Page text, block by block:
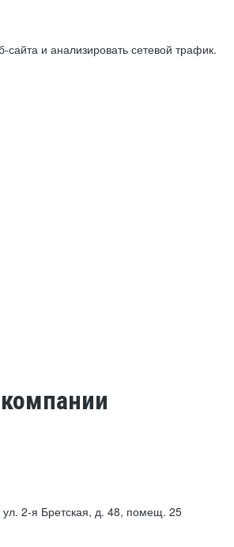
и анализировать сетевой трафик.
ул. 2-я Бретская, д. 48, помещ. 25